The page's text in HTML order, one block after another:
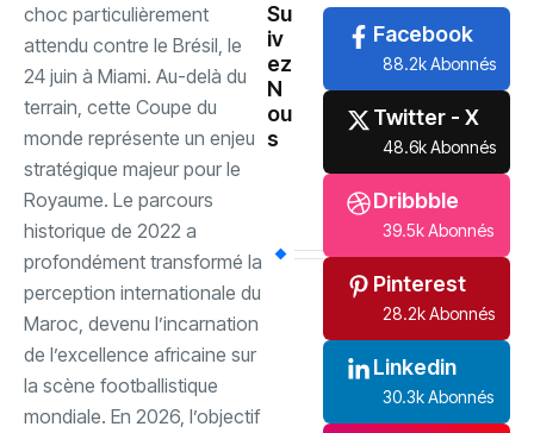
choc particulièrement
attendu contre le Brésil, le
24 juin à Miami. Au-delà du
terrain, cette Coupe du
monde représente un enjeu
stratégique majeur pour le
Royaume. Le parcours
historique de 2022 a
profondément transformé la
perception internationale du
Maroc, devenu l’incarnation
de l’excellence africaine sur
la scène footballistique
mondiale. En 2026, l’objectif
Su
iv
ez
N
ou
s
Facebook
88.2k Abonnés
Twitter - X
48.6k Abonnés
Dribbble
39.5k Abonnés
Pinterest
28.2k Abonnés
Linkedin
30.3k Abonnés